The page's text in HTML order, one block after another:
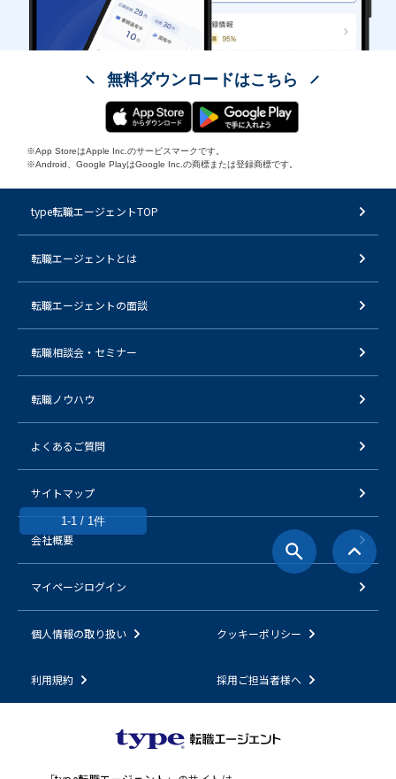
1-1 / 1件
無料ダウンロードはこちら
※App StoreはApple Inc.のサービスマークです。
※Android、Google PlayはGoogle Inc.の商標または登録商標です。
type転職エージェントTOP
転職エージェントとは
転職エージェントの面談
転職相談会・セミナー
転職ノウハウ
よくあるご質問
サイトマップ
会社概要
マイページログイン
個人情報の取り扱い クッキーポリシー
利用規約 採用ご担当者様へ